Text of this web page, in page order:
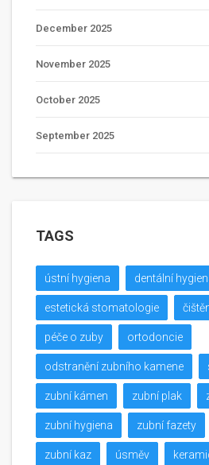
December 2025
November 2025
October 2025
September 2025
TAGS
ústní hygiena dentální
estetická stomatologie
péče o zuby ortodoncie
odstranění zubního kamene
zubní kámen zubní plak
zubní hygiena zubní fazety
zubní kaz úsměv